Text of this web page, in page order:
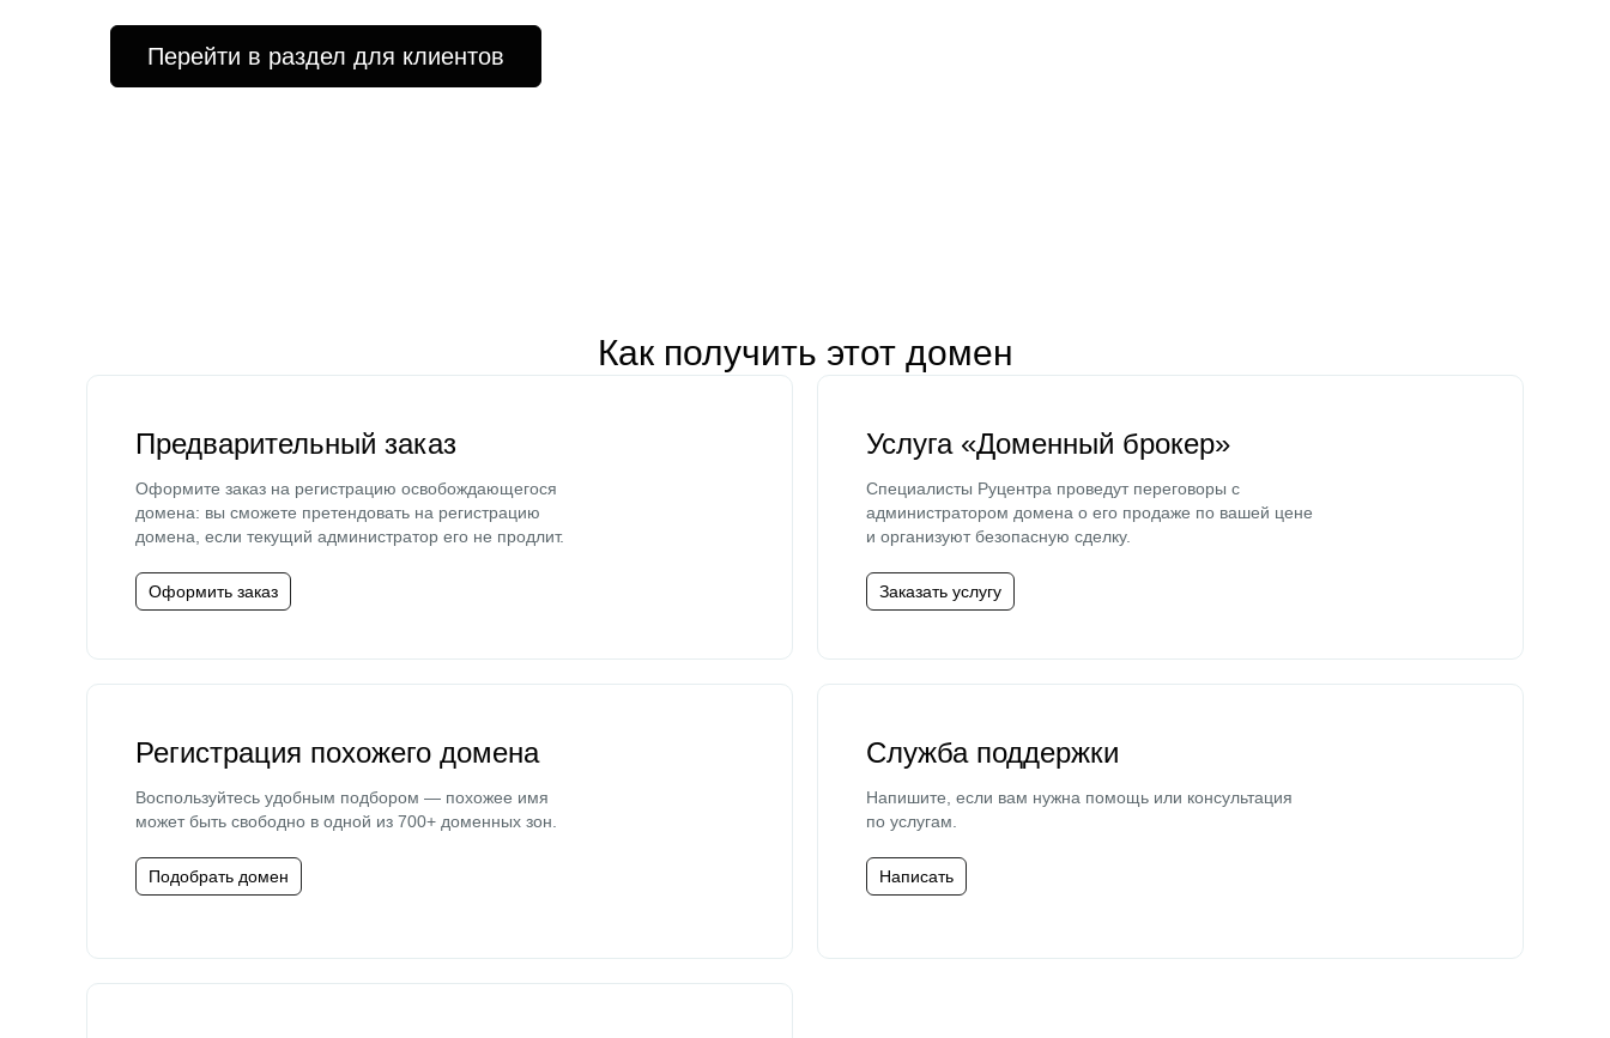
Перейти в раздел для клиентов
Как получить этот домен
Предварительный заказ
Оформите заказ на регистрацию освобождающегося
домена: вы сможете претендовать на регистрацию
домена, если текущий администратор его не продлит.
Оформить заказ
Услуга «Доменный брокер»
Специалисты Руцентра проведут переговоры с
администратором домена о его продаже по вашей цене
и организуют безопасную сделку.
Заказать услугу
Регистрация похожего домена
Воспользуйтесь удобным подбором — похожее имя
может быть свободно в одной из 700+ доменных зон.
Подобрать домен
Служба поддержки
Напишите, если вам нужна помощь или консультация
по услугам.
Написать